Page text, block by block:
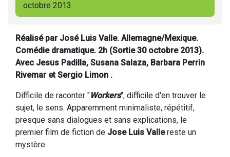
octobre 2013
Réalisé par José Luis Valle. Allemagne/Mexique.
Comédie dramatique. 2h (Sortie 30 octobre 2013).
Avec Jesus Padilla, Susana Salaza, Barbara Perrin
Rivemar et Sergio Limon .
Difficile de raconter "Workers", difficile d'en trouver le
sujet, le sens. Apparemment minimaliste, répétitif,
presque sans dialogues et sans explications, le
premier film de fiction de Jose Luis Vallereste un
mystère.